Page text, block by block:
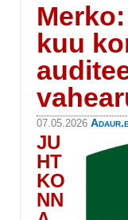
kuu
07.05.2026
JU
HT
KO
NN